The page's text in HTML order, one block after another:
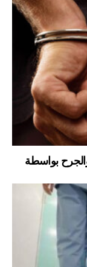
بواسطة